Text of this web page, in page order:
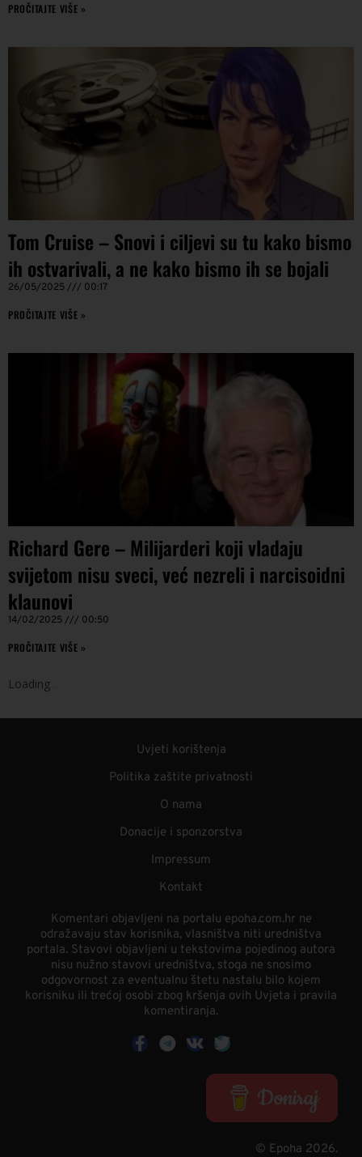
PROČITAJTE VIŠE »
Tom Cruise – Snovi i ciljevi su tu kako bismo
ih ostvarivali, a ne kako bismo ih se bojali
26/05/2025 00:17
PROČITAJTE VIŠE »
Richard Gere – Milijarderi koji vladaju
svijetom nisu sveci, već nezreli i narcisoidni
klaunovi
14/02/2025 00:50
PROČITAJTE VIŠE »
Loading
Uvjeti korištenja
Politika zaštite privatnosti
O nama
Donacije i sponzorstva
Impressum
Kontakt
Komentari objavljeni na portalu epoha.com.hr ne
odražavaju stav korisnika, vlasništva niti uredništva
portala. Stavovi objavljeni u tekstovima pojedinog autora
nisu nužno stavovi uredništva, stoga ne snosimo
odgovornost za eventualnu štetu nastalu bilo kojem
korisniku ili trećoj osobi zbog kršenja ovih Uvjeta i pravila
komentiranja.
© Epoha 2026.